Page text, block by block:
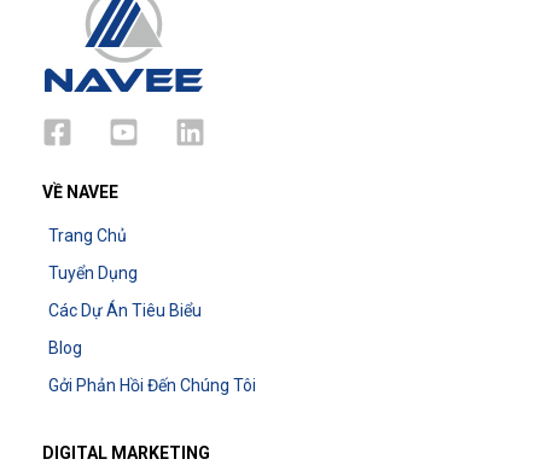
VỀ NAVEE
Trang Chủ
Tuyển Dụng
Các Dự Án Tiêu Biểu
Blog
Gởi Phản Hồi Đến Chúng Tôi
DIGITAL MARKETING